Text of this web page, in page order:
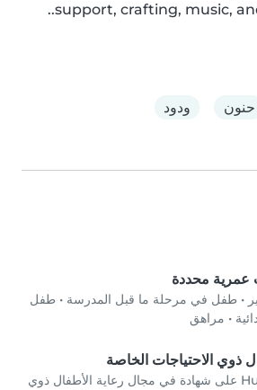
support, crafting, music,
حنون ودود
عمرية محددة
• طفل في مرحلة ما قبل المدرسة • طفل
• مراهق
ذوي الاحتياجات الخاصة
حصلت Humaima على شهادة في مجال رعاية الأطفال ذوي